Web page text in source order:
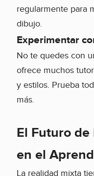
regularmente para
dibujo.
Experimentar
No te quedes con
ofrece muchos
y estilos. Prueba
más.
El Futuro
en el
La realidad mixta